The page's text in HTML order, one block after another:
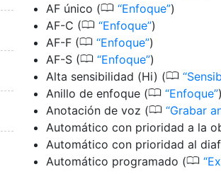
AF único (0 Enfoque )
AF-C (0 Enfoque )
AF-F (0 Enfoque )
AF-S (0 Enfoque )
Alta sensibilidad (Hi) (0
Anillo de enfoque (0 Enfoque )
Anotación de voz (0 Grabar
Automático con prioridad a la
Automático con prioridad al
Automático programado (0